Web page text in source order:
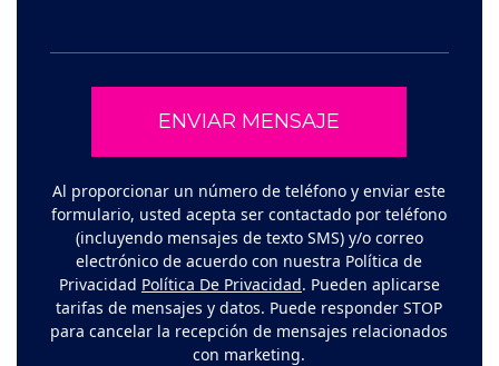
Al proporcionar un número de teléfono y enviar este
formulario, usted acepta ser contactado por teléfono
(incluyendo mensajes de texto SMS) y/o correo
electrónico de acuerdo con nuestra Política de
Privacidad Política De Privacidad. Pueden aplicarse
tarifas de mensajes y datos. Puede responder STOP
para cancelar la recepción de mensajes relacionados
con marketing.